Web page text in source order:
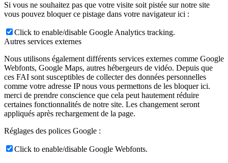
Si vous ne souhaitez pas que votre visite soit pistée sur notre site
vous pouvez bloquer ce pistage dans votre navigateur ici :
Click to enable/disable Google Analytics tracking.
Autres services externes
Nous utilisons également différents services externes comme Google
Webfonts, Google Maps, autres hébergeurs de vidéo. Depuis que
ces FAI sont susceptibles de collecter des données personnelles
comme votre adresse IP nous vous permettons de les bloquer ici.
merci de prendre conscience que cela peut hautement réduire
certaines fonctionnalités de notre site. Les changement seront
appliqués après rechargement de la page.
Réglages des polices Google :
Click to enable/disable Google Webfonts.